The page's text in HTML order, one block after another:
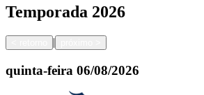
Temporada 2026
|
quinta-feira 06/08/2026